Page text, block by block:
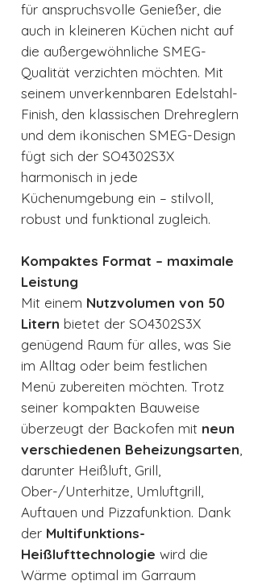
für anspruchsvolle Genießer, die
auch in kleineren Küchen nicht auf
die außergewöhnliche SMEG-
Qualität verzichten möchten. Mit
seinem unverkennbaren Edelstahl-
Finish, den klassischen Drehreglern
und dem ikonischen SMEG-Design
fügt sich der SO4302S3X
harmonisch in jede
Küchenumgebung ein – stilvoll,
robust und funktional zugleich.
Kompaktes Format – maximale
Leistung
Mit einem Nutzvolumen von 50
Litern bietet der SO4302S3X
genügend Raum für alles, was Sie
im Alltag oder beim festlichen
Menü zubereiten möchten. Trotz
seiner kompakten Bauweise
überzeugt der Backofen mit neun
verschiedenen Beheizungsarten,
darunter Heißluft, Grill,
Ober-/Unterhitze, Umluftgrill,
Auftauen und Pizzafunktion. Dank
der Multifunktions-
Heißlufttechnologie wird die
Wärme optimal im Garraum